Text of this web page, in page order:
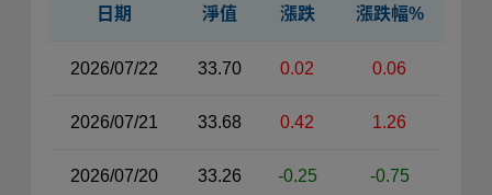
日期 淨值 漲跌 漲跌幅%
2026/07/22 33.70 0.02 0.06
2026/07/21 33.68 0.42 1.26
2026/07/20 33.26 -0.25 -0.75